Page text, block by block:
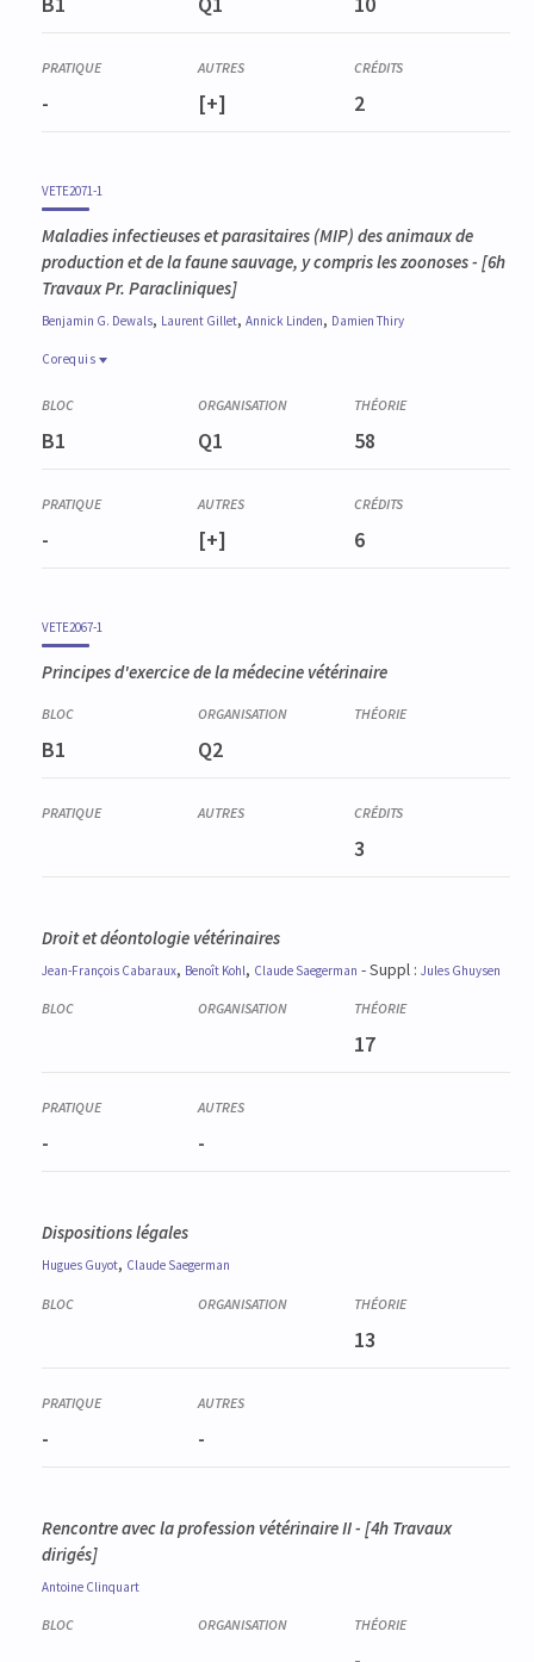
Pathologie générale des animaux domestiques
- [+] 2
VETE2071-1
Maladies infectieuses et parasitaires (MIP) des animaux de
production et de la faune sauvage, y compris les zoonoses- [6h
Travaux Pr. Paracliniques]
Benjamin G. Dewals, Laurent Gillet, Annick Linden, Damien Thiry
Corequis
Pathologie générale des animaux domestiques
B1 Q1 58
- [+] 6
VETE2067-1
Principes d'exercice de la médecine vétérinaire
B1 Q2
3
Droit et déontologie vétérinaires
Jean-François Cabaraux, Benoît Kohl, Claude Saegerman - Suppl : Jules Ghuysen
17
- -
Dispositions légales
Hugues Guyot, Claude Saegerman
13
- -
Rencontre avec la profession vétérinaire II - [4h Travaux
dirigés]
Antoine Clinquart